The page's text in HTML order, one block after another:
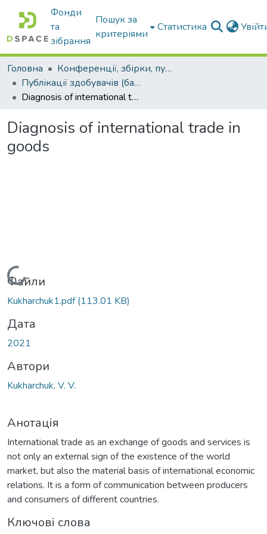
Фонди
та
зібрання
Пошук за
критеріями
Статистика
Головна
Конференції, збірки, публікації молодих вчених і здобувачів : магістрів, бакалаврів, аспірантів.
Публікації здобувачів (бакалаврів. магістрів, аспірантів)
Diagnosis of international trade in goods
Diagnosis of international trade in
goods
Вантажиться...
Файли
Kukharchuk1.pdf(113.01 KB)
Дата
2021
Автори
Kukharchuk, V. V.
Анотація
International trade as an exchange of goods and services is
not only an external sign of the existence of the world
market, but also the material basis of international economic
relations. It is a form of communication between producers
and consumers of different countries.
Ключові слова